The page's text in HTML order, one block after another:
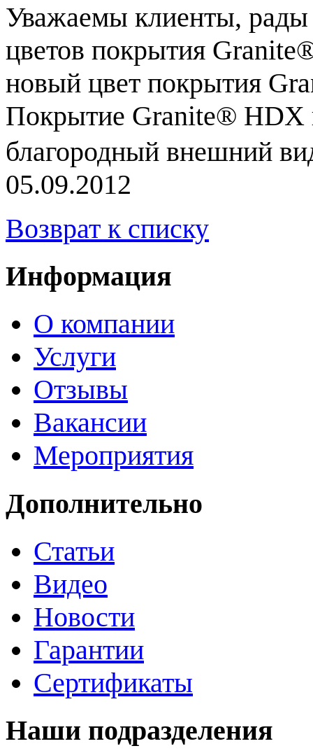
Уважаемы клиенты,
цветов покрытия
новый цвет покрытия
Покрытие Granite® HDX
благородный внешний
05.09.2012
Возврат к списку
Информация
О компании
Услуги
Отзывы
Вакансии
Мероприятия
Дополнительно
Статьи
Видео
Новости
Гарантии
Сертификаты
Наши подразделения